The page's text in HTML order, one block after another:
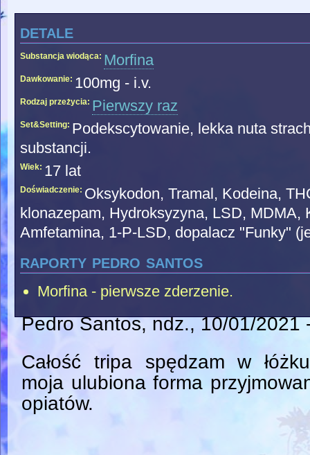
detale
Substancja wiodąca: Morfina
Dawkowanie: 100mg - i.v.
Rodzaj przeżycia: Pierwszy raz
Set&Setting: Podekscytowanie, lekka nuta
substancji.
Wiek: 17 lat
Doświadczenie: Oksykodon, Tramal, Kodeina,
klonazepam, Hydroksyzyna, LSD, MDMA,
Amfetamina, 1-P-LSD, dopalacz "Funky"
raporty pedro santos
Morfina - pierwsze zderzenie.
Pedro Santos, ndz., 10/01/2021
Całość tripa spędzam w
moja ulubiona forma
opiatów.